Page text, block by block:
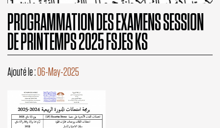
PROGRAMMATION DES EXAMENS SESSION
DE PRINTEMPS 2025 FSJES KS
Ajouté le :06-May-2025